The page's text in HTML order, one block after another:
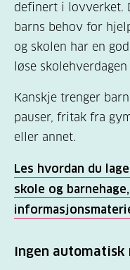
definert i lovverket.
barns behov for
og skolen har en
løse
Kanskje trenger
pauser, fritak fra
eller annet.
Les hvordan du
skole og
Ingen